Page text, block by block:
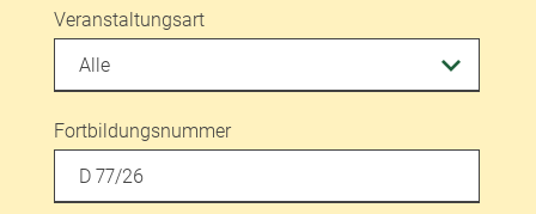
Veranstaltungsart
Fortbildungsnummer